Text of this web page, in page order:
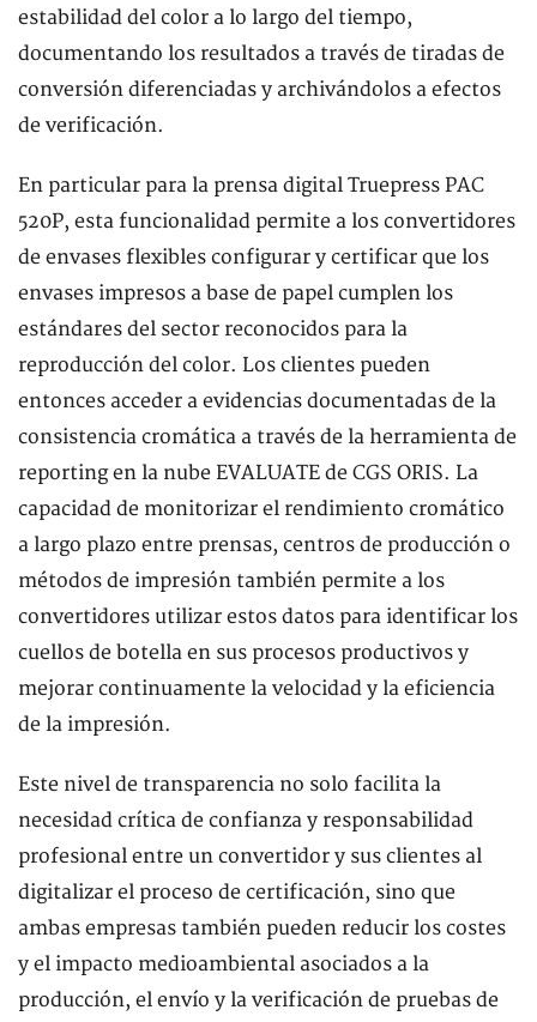
estabilidad del color a lo largo del tiempo,
documentando los resultados a través de tiradas de
conversión diferenciadas y archivándolos a efectos
de verificación.
En particular para la prensa digital Truepress PAC
520P, esta funcionalidad permite a los convertidores
de envases flexibles configurar y certificar que los
envases impresos a base de papel cumplen los
estándares del sector reconocidos para la
reproducción del color. Los clientes pueden
entonces acceder a evidencias documentadas de la
consistencia cromática a través de la herramienta de
reporting en la nube EVALUATE de CGS ORIS. La
capacidad de monitorizar el rendimiento cromático
a largo plazo entre prensas, centros de producción o
métodos de impresión también permite a los
convertidores utilizar estos datos para identificar los
cuellos de botella en sus procesos productivos y
mejorar continuamente la velocidad y la eficiencia
de la impresión.
Este nivel de transparencia no solo facilita la
necesidad crítica de confianza y responsabilidad
profesional entre un convertidor y sus clientes al
digitalizar el proceso de certificación, sino que
ambas empresas también pueden reducir los costes
y el impacto medioambiental asociados a la
producción, el envío y la verificación de pruebas de